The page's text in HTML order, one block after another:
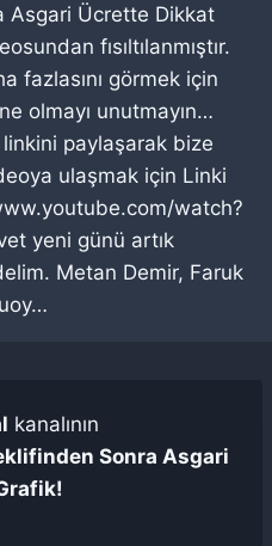
Asgari Ücrette Dikkat
fısıltılanmıştır.
fazlasını görmek için
olmayı unutmayın…
linkini paylaşarak bize
ulaşmak için Linki
watch?
yeni günü artık
Metan Demir, Faruk
kanalının
Sonra Asgari